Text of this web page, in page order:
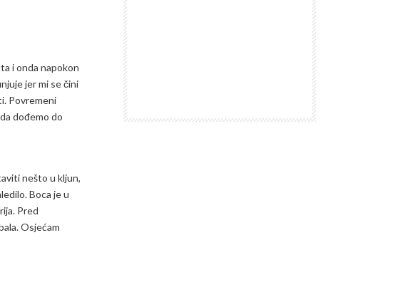
i onda napokon
jer mi se čini
Povremeni
dođemo do
nešto u kljun,
Boca je u
Pred
Osjećam